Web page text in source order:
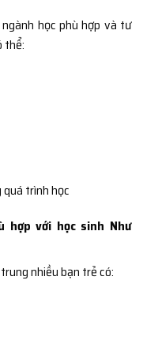
học phù hợp và tư
thể:
trình học
hợp với học sinh Như
nhiều bạn trẻ có: